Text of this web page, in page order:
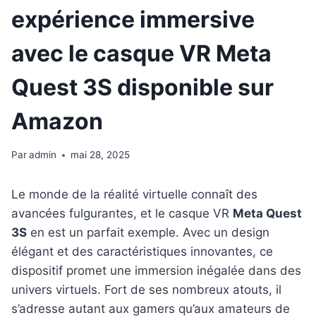
expérience immersive
avec le casque VR Meta
Quest 3S disponible sur
Amazon
Paradmin mai 28, 2025
Le monde de la réalité virtuelle connaît des
avancées fulgurantes, et le casque VR Meta Quest
3S en est un parfait exemple. Avec un design
élégant et des caractéristiques innovantes, ce
dispositif promet une immersion inégalée dans des
univers virtuels. Fort de ses nombreux atouts, il
s’adresse autant aux gamers qu’aux amateurs de